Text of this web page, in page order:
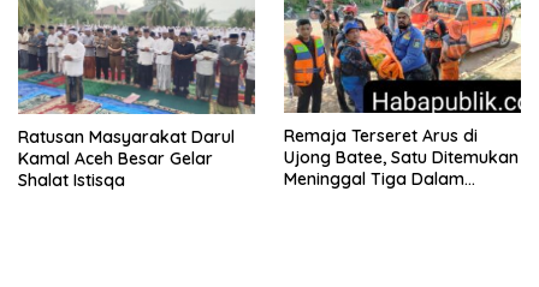
Ratusan Masyarakat Darul
Kamal Aceh Besar Gelar
Shalat Istisqa
Remaja Terseret Arus di
Ujong Batee, Satu Ditemukan
Meninggal Tiga Dalam